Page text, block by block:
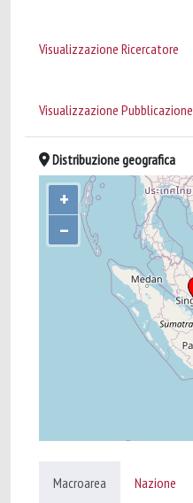
Visualizzazione Ricercatore
Visualizzazione Pubblicazione
Distribuzione geografica
+
–
Macroarea Nazione